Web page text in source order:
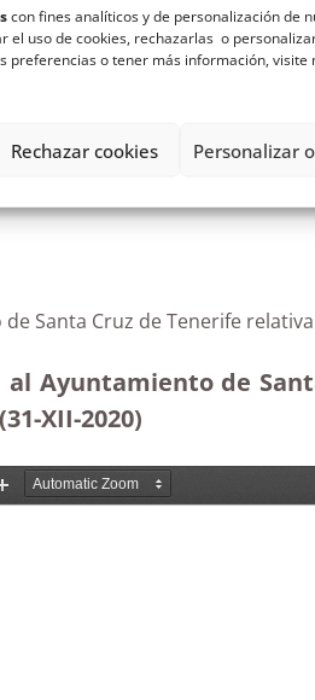
con fines analíticos y de personalización de
el uso de cookies, rechazarlas o
preferencias o tener más información, visite
Rechazar cookies Personalizar
,Inadmisión ordenanzas
Santa Cruz de Tenerife
Ayuntamiento de
XII-2020)